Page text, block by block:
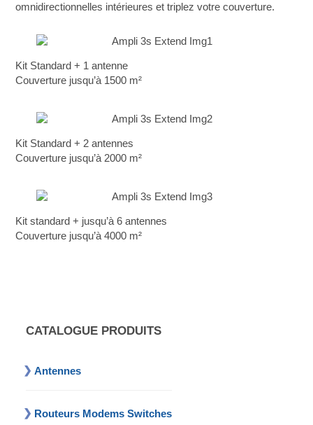
omnidirectionnelles intérieures et triplez votre couverture.
Kit Standard + 1 antenne
Couverture jusqu’à 1500 m²
Kit Standard + 2 antennes
Couverture jusqu’à 2000 m²
Kit standard + jusqu’à 6 antennes
Couverture jusqu’à 4000 m²
CATALOGUE PRODUITS
Antennes
Routeurs Modems Switches